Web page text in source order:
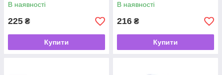
В наявності
225 ₴
Купити
В наявності
216 ₴
Купити